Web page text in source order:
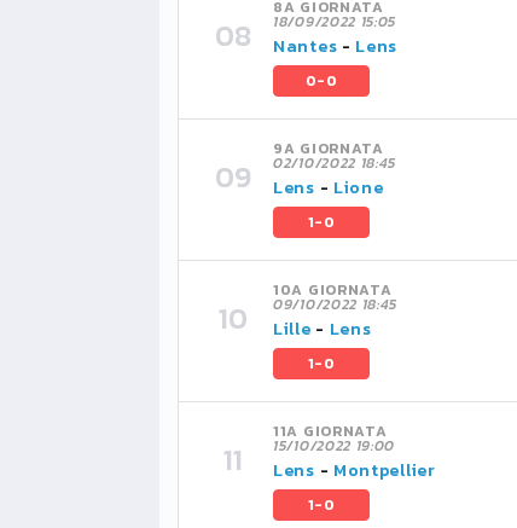
8A GIORNATA
18/09/2022 15:05
Nantes - Lens
0-0
9A GIORNATA
02/10/2022 18:45
Lens - Lione
1-0
10A GIORNATA
09/10/2022 18:45
Lille - Lens
1-0
11A GIORNATA
15/10/2022 19:00
Lens - Montpellier
1-0